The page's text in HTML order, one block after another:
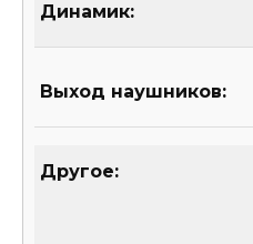
Динамик:
Выход наушников:
Другое: